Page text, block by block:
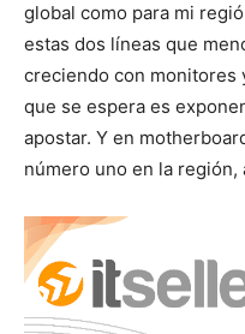
global como para mi
estas dos líneas que
creciendo con monitores
que se espera es
apostar. Y en
número uno en la región,